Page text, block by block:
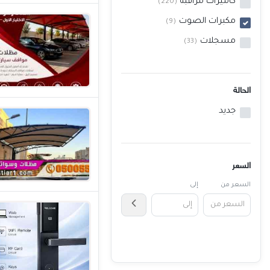
المدونة
إتصل بنا
اتفاقية الاستخدام
الشروط & السياسات
تسجيل دخول
التسجيل في الموقع
(220)
مكبرات الصوت (9)
مسجلات (33)
الحالة
جديد
السعر
السعر من إلى